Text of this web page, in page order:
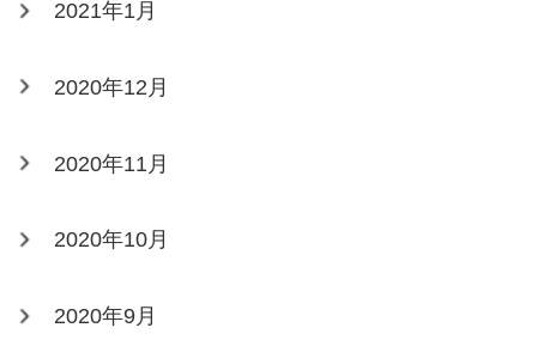
2021年1月
2020年12月
2020年11月
2020年10月
2020年9月